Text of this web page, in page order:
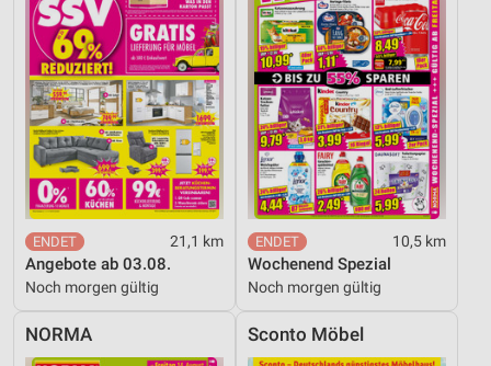
21,1 km
Angebote ab 03.08.
Noch morgen gültig
10,5 km
Wochenend Spezial
Noch morgen gültig
NORMA Sconto Möbel